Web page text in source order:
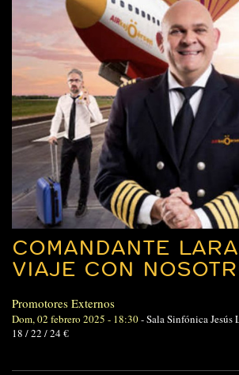
COMANDANTE
VIAJE CON
Promotores Externos
Dom, 02 febrero 2025 - 18:30-Sala Sinfónica Jesús
18 / 22 / 24 €